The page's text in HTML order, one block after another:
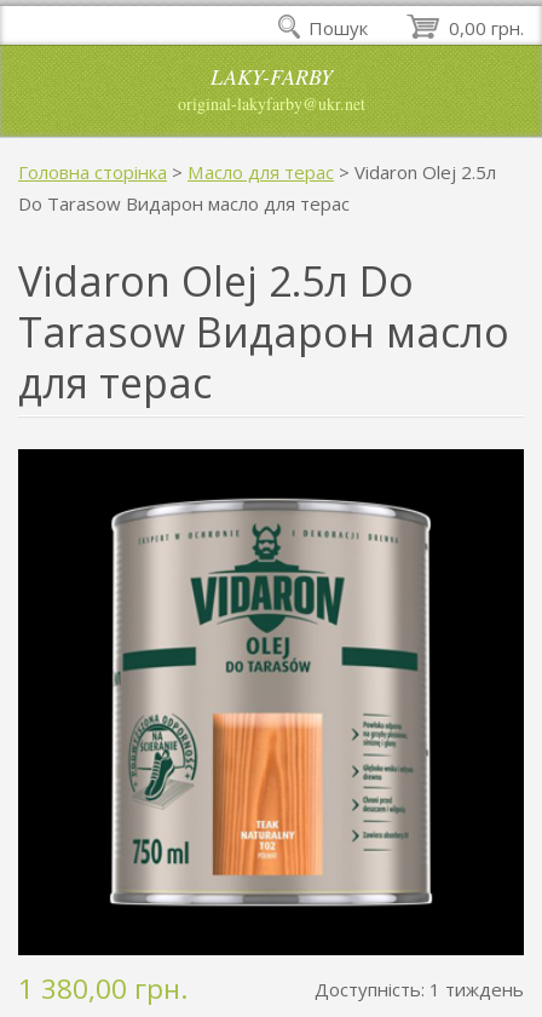
LAKY-FARBY
original-lakyfarby@ukr.net
Головна сторінка > Масло для терас > Vidaron Olej 2.5л
Do Tarasow Видарон масло для терас
Vidaron Olej 2.5л Do
Tarasow Видарон масло
для терас
Доступність: 1 тиждень
1 380,00 грн.
0,00 грн.
Пошук